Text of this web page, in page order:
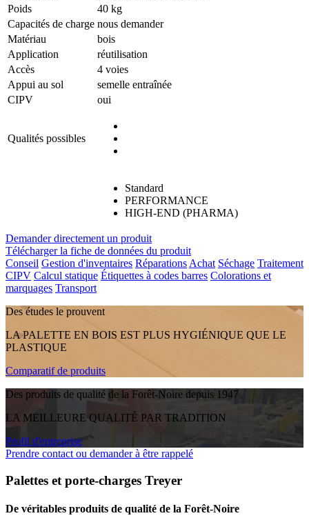
Standard
PERFORMANCE
HIGH-END (PHARMA)
Poids
40 kg
Capacités de charge nous demander
Matériau
bois
Application
réutilisation
Accès
4 voies
Appui au sol
semelle entraînée
CIPV
oui
Qualités possibles
Demander directement un produit
Télécharger la fiche de données du produit
Conseil Gestion d'inventaires Réparations Achat Séchage Traitement
CIPV Calcul statique Étiquettes à codes barres Colorations et
marquages Transport
Des études le prouvent
LA PALETTE EN BOIS EST PLUS HYGIÉNIQUE QUE LE
PLASTIQUE
Comparatif de produits
Des produits de qualité de la Forêt-Noire depuis 1947
LA MEILLEURE QUALITÉ PAR TRADITION
Profil d'entreprise
Prendre contact ou demander à être rappelé
Palettes et porte-charges Treyer
De véritables produits de qualité de la Forêt-Noire